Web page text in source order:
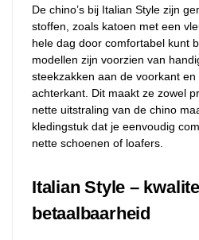
De chino’s bij Italian Style zijn
stoffen, zoals katoen met een
hele dag door comfortabel kunt
modellen zijn voorzien van
steekzakken aan de voorkant
achterkant. Dit maakt ze zowel
nette uitstraling van de chino
kledingstuk dat je eenvoudig
nette schoenen of loafers.
Italian Style –
betaalbaarheid